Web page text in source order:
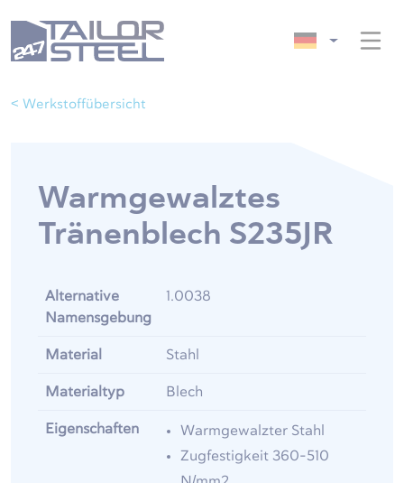
< Werkstoffübersicht
Warmgewalztes
Tränenblech S235JR
Alternative
Namensgebung
1.0038
Material Stahl
Materialtyp Blech
Eigenschaften
Warmgewalzter Stahl
Zugfestigkeit 360-510